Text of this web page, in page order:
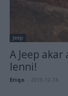
Jeep
A Jeep
lenni!
Eriqo 2019-12-16